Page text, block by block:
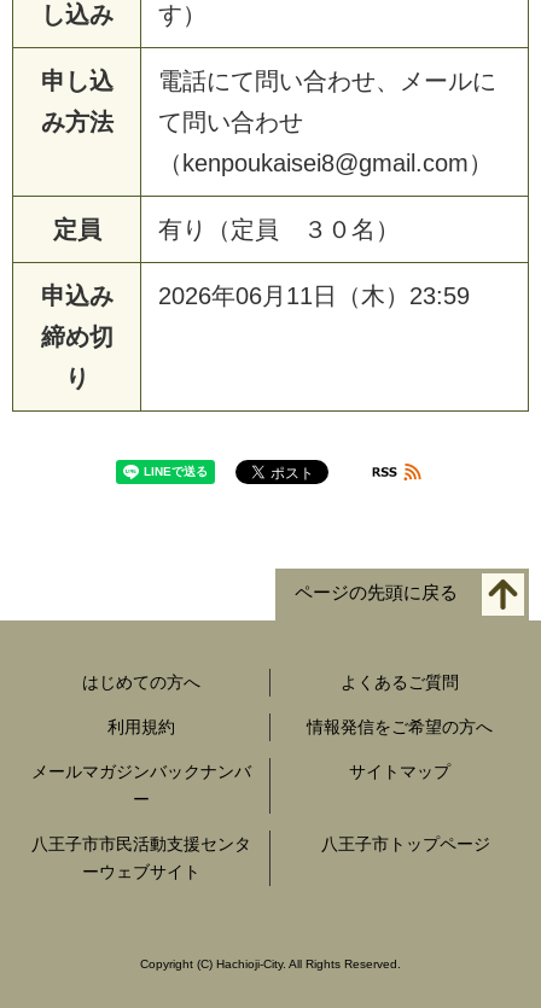
し込み
す）
申し込
み方法
電話にて問い合わせ、メールに
て問い合わせ
（kenpoukaisei8@gmail.com）
定員 有り（定員 ３０名）
申込み
締め切
り
2026年06月11日（木）23:59
ページの先頭に戻る
はじめての方へ よくあるご質問
利用規約 情報発信をご希望の方へ
メールマガジンバックナンバ
ー
サイトマップ
八王子市市民活動支援センタ
ーウェブサイト
八王子市トップページ
Copyright (C) Hachioji-City. All Rights Reserved.